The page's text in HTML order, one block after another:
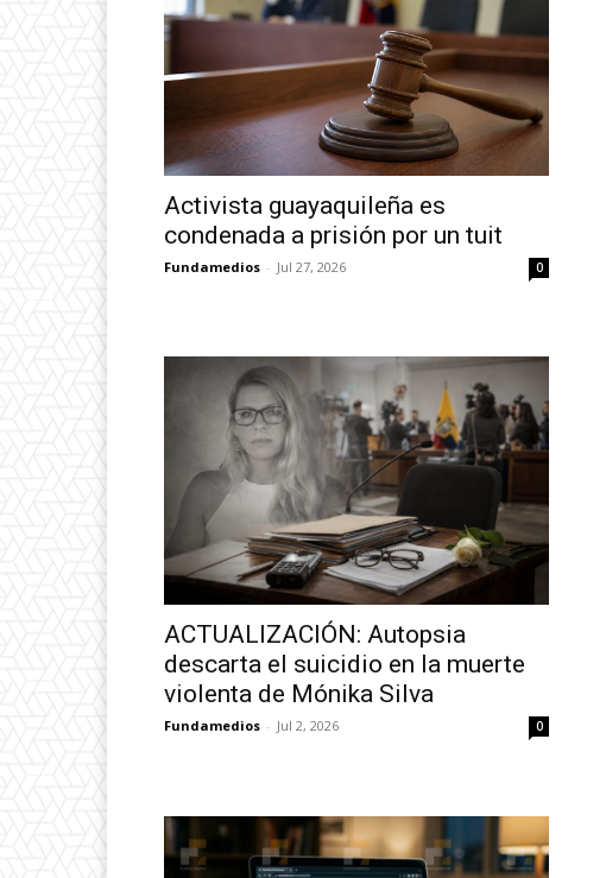
Activista guayaquileña es
condenada a prisión por un tuit
Fundamedios - Jul 27, 2026 0
ACTUALIZACIÓN: Autopsia
descarta el suicidio en la muerte
violenta de Mónika Silva
Fundamedios - Jul 2, 2026 0